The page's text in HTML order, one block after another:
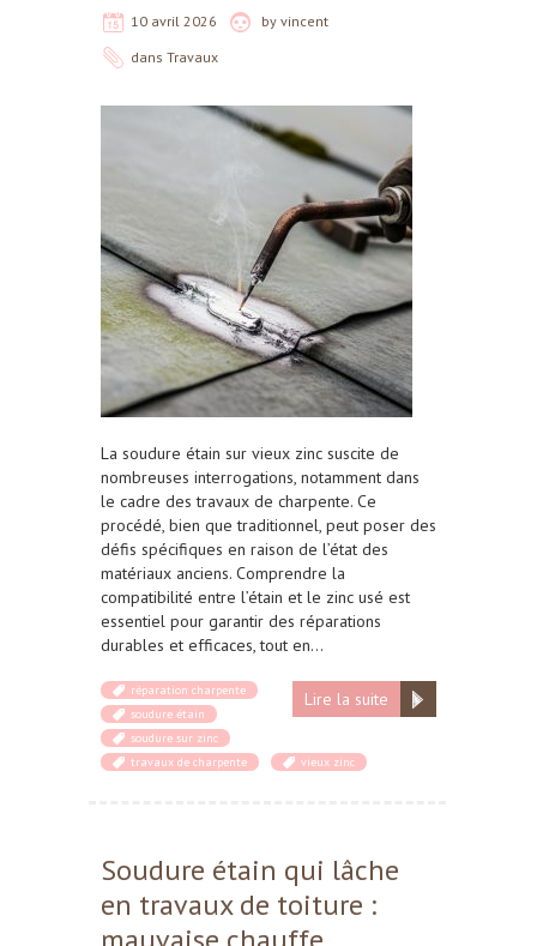
10 avril 2026 by vincent
dans Travaux
La soudure étain sur vieux zinc suscite de
nombreuses interrogations, notamment dans
le cadre des travaux de charpente. Ce
procédé, bien que traditionnel, peut poser des
défis spécifiques en raison de l’état des
matériaux anciens. Comprendre la
compatibilité entre l’étain et le zinc usé est
essentiel pour garantir des réparations
durables et efficaces, tout en…
Lire la suite
réparation charpente
soudure étain
soudure sur zinc
travaux de charpente
vieux zinc
Soudure étain qui lâche
en travaux de toiture :